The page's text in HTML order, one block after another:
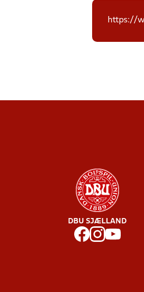
https://
DBU SJÆLLAND